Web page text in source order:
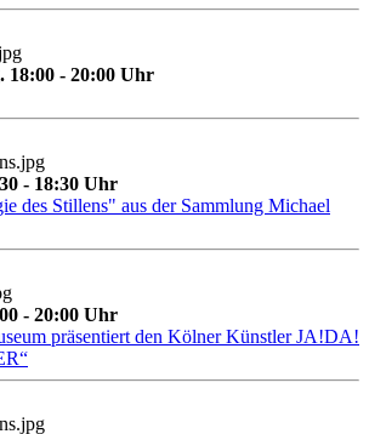
18:00 - 20:00 Uhr
- 18:30 Uhr
des Stillens" aus der Sammlung Michael
- 20:00 Uhr
präsentiert den Kölner Künstler JA!DA!